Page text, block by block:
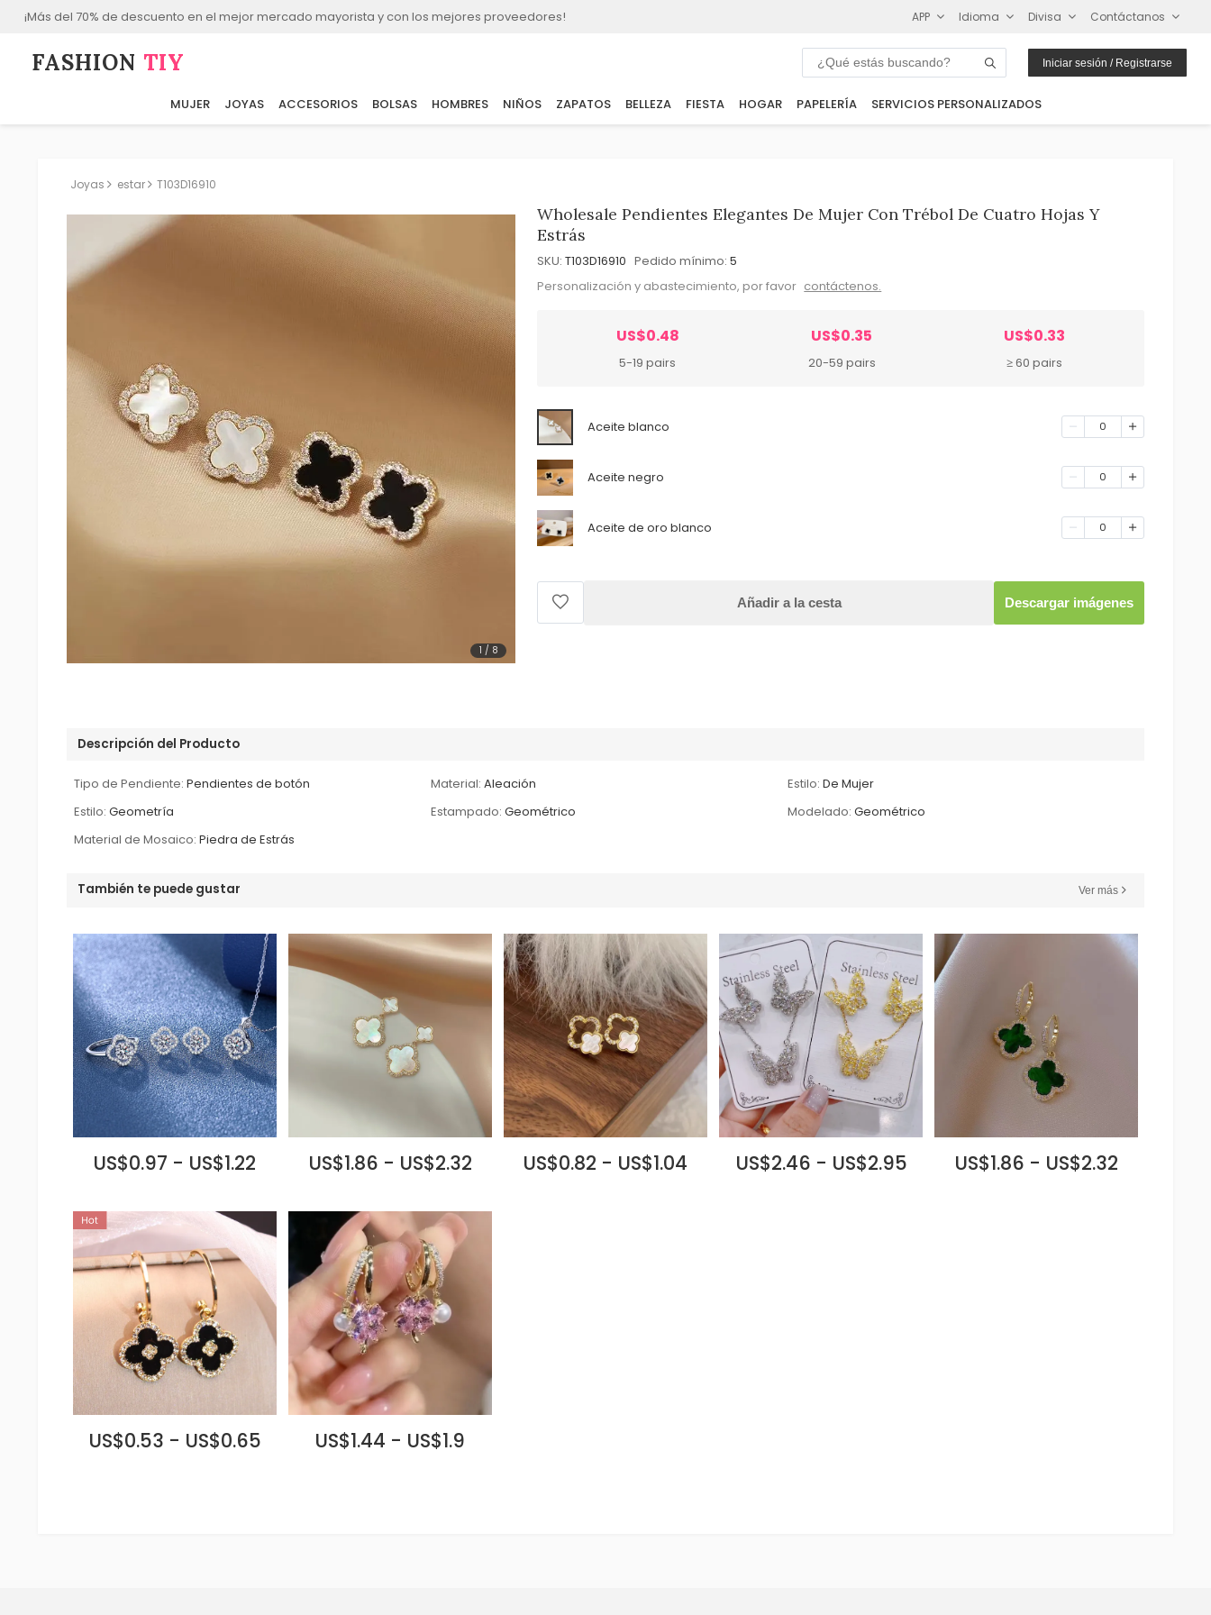
¡Más del 70% de descuento en el mejor mercado mayorista y con los mejores proveedores! APP Idioma Divisa Contáctanos
FASHION⁠ TIY Iniciar sesión / Registrarse
MUJER JOYAS ACCESORIOS BOLSAS HOMBRES NIÑOS ZAPATOS BELLEZA FIESTA HOGAR PAPELERÍA SERVICIOS PERSONALIZADOS
Joyas estar T103D16910
1 / 8
Wholesale Pendientes Elegantes De Mujer Con Trébol De Cuatro Hojas Y
Estrás
SKU: T103D16910 Pedido mínimo: 5
Personalización y abastecimiento, por favor contáctenos.
US$0.48
5-19 pairs
US$0.35
20-59 pairs
US$0.33
≥ 60 pairs
Aceite blanco 0
Aceite negro 0
Aceite de oro blanco 0
Añadir a la cesta Descargar imágenes
Descripción del Producto
Tipo de Pendiente: Pendientes de botón Material: Aleación Estilo: De Mujer
Estilo: Geometría Estampado: Geométrico Modelado: Geométrico
Material de Mosaico: Piedra de Estrás
También te puede gustar Ver más
US$0.97 - US$1.22 US$1.86 - US$2.32 US$0.82 - US$1.04 US$2.46 - US$2.95 US$1.86 - US$2.32
US$0.53 - US$0.65 US$1.44 - US$1.9